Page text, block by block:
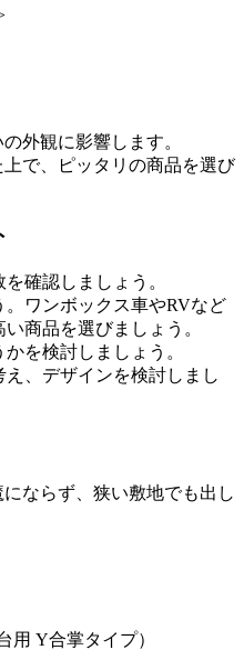
外観に影響します。
で、ピッタリの商品を選び
確認しましょう。
ワンボックス車やRVなど
商品を選びましょう。
を検討しましょう。
、デザインを検討しまし
ならず、狭い敷地でも出し